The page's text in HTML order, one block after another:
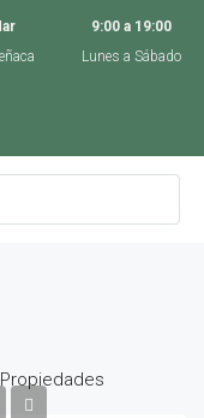
9:00 a 19:00
Lunes a Sábado